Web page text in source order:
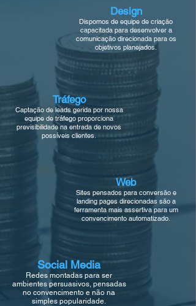
Design
Dispomos de equipe de criação
capacitada para desenvolver a
comunicação direcionada para os
objetivos planejados.
Tráfego
Captação de leads gerida por nossa
equipe de tráfego proporciona
previsibilidade na entrada de novos
possíveis clientes.
Web
Sites pensados para conversão e
landing pages direcionadas são a
ferramenta mais assertiva para um
convencimento automatizado.
Social Media
Redes montadas para ser
ambientes persuasivos, pensadas
no convencimento e não na
simples popularidade.